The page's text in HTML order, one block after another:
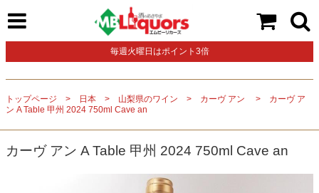
毎週火曜日はポイント3倍
トップページ 日本 山梨県のワイン カーヴ アン
カーヴ ア
ン A Table 甲州 2024 750ml Cave an
カーヴ アン A Table 甲州 2024 750ml Cave an